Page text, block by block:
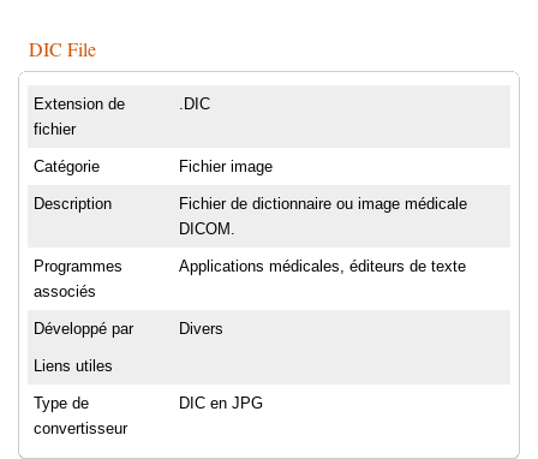
DIC File
Extension de
fichier
.DIC
Catégorie Fichier image
Description
Fichier de dictionnaire ou image médicale
DICOM.
Programmes
associés
Applications médicales, éditeurs de texte
Développé par Divers
Liens utiles
Type de
convertisseur
DIC en JPG